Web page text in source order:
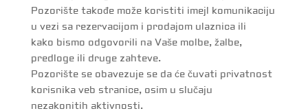
Pozorište takođe može koristiti imejl komunikaciju
u vezi sa rezervacijom i prodajom ulaznica ili
kako bismo odgovorili na Vaše molbe, žalbe,
predloge ili druge zahteve.
Pozorište se obavezuje se da će čuvati privatnost
korisnika veb stranice, osim u slučaju
nezakonitih aktivnosti.